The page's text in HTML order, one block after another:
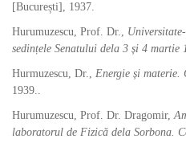
[București], 1937.
Hurumuzescu, Prof. Dr.,
sedințele Senatului dela 3 și 4 martie
Hurmuzescu, Dr., Energie și materie.
1939..
Hurumuzescu, Prof. Dr. Dragomir,
laboratorul de Fizică dela Sorbona.